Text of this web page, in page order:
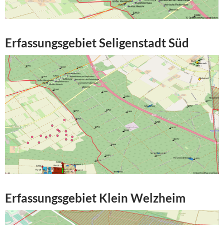
Erfassungsgebiet Seligenstadt Süd
Erfassungsgebiet Klein Welzheim